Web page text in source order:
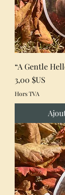
“A Gentle
Prix
3,00 $US
Hors TVA